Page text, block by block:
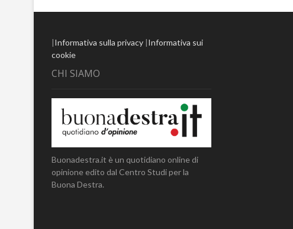
|Informativa sulla privacy |Informativa sui
cookie
CHI SIAMO
Buonadestra.it è un quotidiano online di
opinione edito dal Centro Studi per la
Buona Destra.